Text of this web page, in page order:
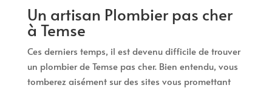
Un artisan Plombier pas cher
à Temse
Ces derniers temps, il est devenu difficile de trouver
un plombier de Temse pas cher. Bien entendu, vous
tomberez aisément sur des sites vous promettant